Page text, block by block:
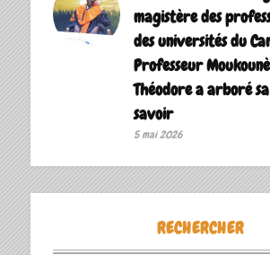
magistère des
des universités du
Professeur
Théodore a arboré
savoir ‎
5 mai 2026
RECHERCHER